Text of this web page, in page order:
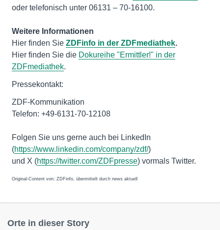
oder telefonisch unter 06131 – 70-16100.
Weitere Informationen
Hier finden Sie ZDFinfo in der ZDFmediathek.
Hier finden Sie die Dokureihe "Ermittler!" in der
ZDFmediathek.
Pressekontakt:
ZDF-Kommunikation
Telefon: +49-6131-70-12108
Folgen Sie uns gerne auch bei LinkedIn
(https://www.linkedin.com/company/zdf/)
und X (https://twitter.com/ZDFpresse) vormals Twitter.
Original-Content von: ZDFinfo, übermittelt durch news aktuell
Orte in dieser Story